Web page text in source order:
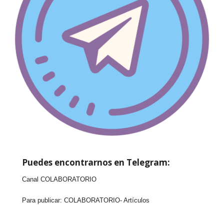
Puedes encontrarnos en Telegram:
Canal COLABORATORIO
Para publicar:COLABORATORIO- Artículos